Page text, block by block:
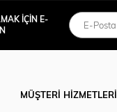
İÇİN E-
MÜŞTERİ HİZMETLERİ